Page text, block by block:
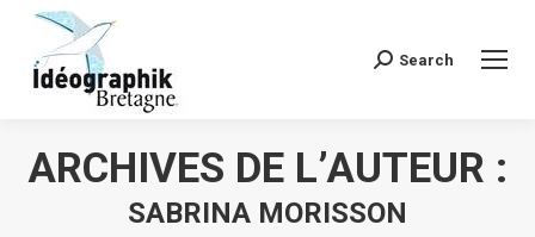
Recherche
Search
ARCHIVES DE L’AUTEUR :
SABRINA MORISSON